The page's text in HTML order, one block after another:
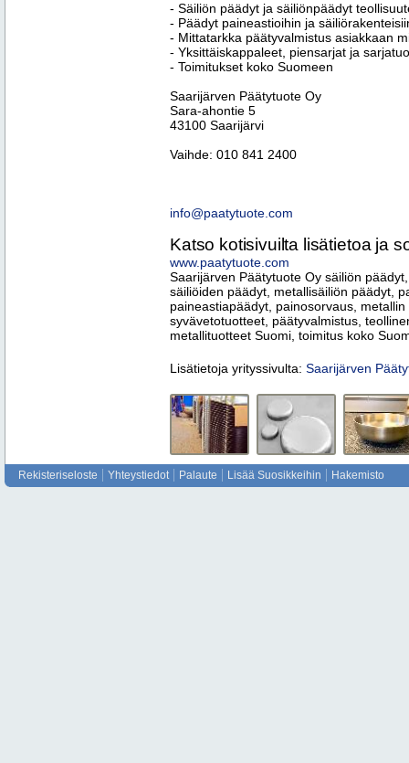
- Säiliön päädyt ja säiliönpäädyt
- Päädyt paineastioihin ja
- Mittatarkka päätyvalmistus asiakkaan
- Yksittäiskappaleet, piensarjat ja
- Toimitukset koko Suomeen
Saarijärven Päätytuote Oy
Sara-ahontie 5
43100 Saarijärvi
Vaihde: 010 841 2400
info@paatytuote.com
Katso kotisivuilta lisätietoa ja
www.paatytuote.com
Saarijärven Päätytuote Oy säiliön
säiliöiden päädyt, metallisäiliön päädyt,
paineastiapäädyt, painosorvaus,
syvävetotuotteet, päätyvalmistus,
metallituotteet Suomi, toimitus koko
Lisätietoja yrityssivulta: Saarijärven
Rekisteriseloste Yhteystiedot Palaute Lisää Suosikkeihin Hakemisto